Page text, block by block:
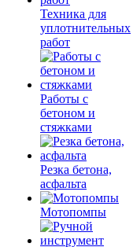
Техника для
уплотнительных
работ
Работы с
бетоном и
стяжками
Резка бетона,
асфальта
Мотопомпы